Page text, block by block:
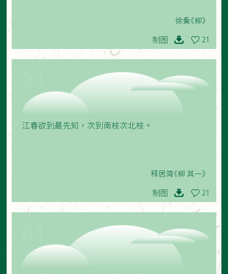
徐夤《柳》
制图 21
江春欲到最先知，次到南枝次北枝。
释居简《柳 其一》
制图 21